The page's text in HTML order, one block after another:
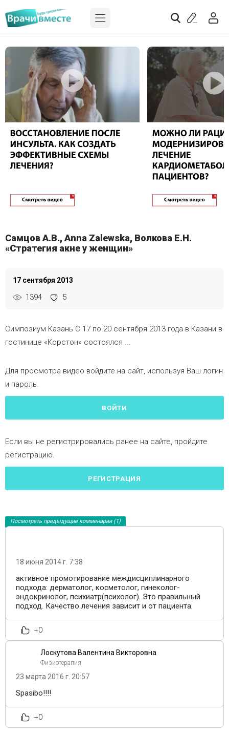
Самцов А.В., Anna Zalewska, Волкова Е.Н.
«Стратегия акне у женщин»
17 сентября 2013
1394 5
Симпозиум Казань С 17 по 20 сентября 2013 года в Казани в
гостинице «Корстон» состоялся ...
Для просмотра видео войдите на сайт, используя Ваш логин
и пароль.
ВОЙТИ
Если вы не регистрировались ранее на сайте, пройдите
регистрацию.
РЕГИСТРАЦИЯ
Посмотреть предыдущие комменарии (1)
18 июня 2014 г. 7:38
активное промотирование междисциплинарного
подхода: дерматолог, косметолог, гинеколог-
эндокринолог, психиатр(психолог). Это правильный
подход. Качество лечения зависит и от пациента.
+0
Лоскутова Валентина Викторовна
Физиотерапия
23 марта 2016 г. 20:57
Spasibo!!!!
+0